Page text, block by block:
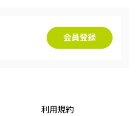
会員登録
利用規約